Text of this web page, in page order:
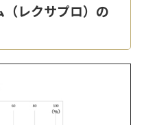
レクサプロ）の